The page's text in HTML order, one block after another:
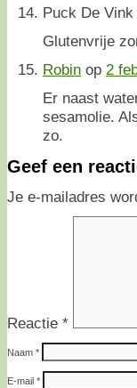
Puck De Vink
Glutenvrije
Robin op 2
Er naast
sesamolie.
zo.
Geef een
Je e-mailadres
Reactie *
Naam *
E-mail *